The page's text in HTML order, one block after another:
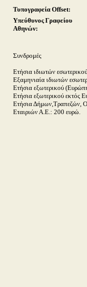
Τυπογραφεία Offset:
Υπεύθυνος Γραφείου
Αθηνών:
Συνδρομές
Ετήσια ιδιωτών
Εξαμηνιαία ιδιωτών
Ετήσια εξωτερικού
Ετήσια εξωτερικού εκτός
Ετήσια Δήμων,Τραπεζών,
Εταιριών Α.Ε.: 200 ευρώ.